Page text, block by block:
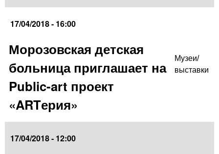
17/04/2018 - 16:00
Морозовская детская
больница приглашает на
Public-art проект
«ARTерия»
Музеи/
выставки
17/04/2018 - 12:00